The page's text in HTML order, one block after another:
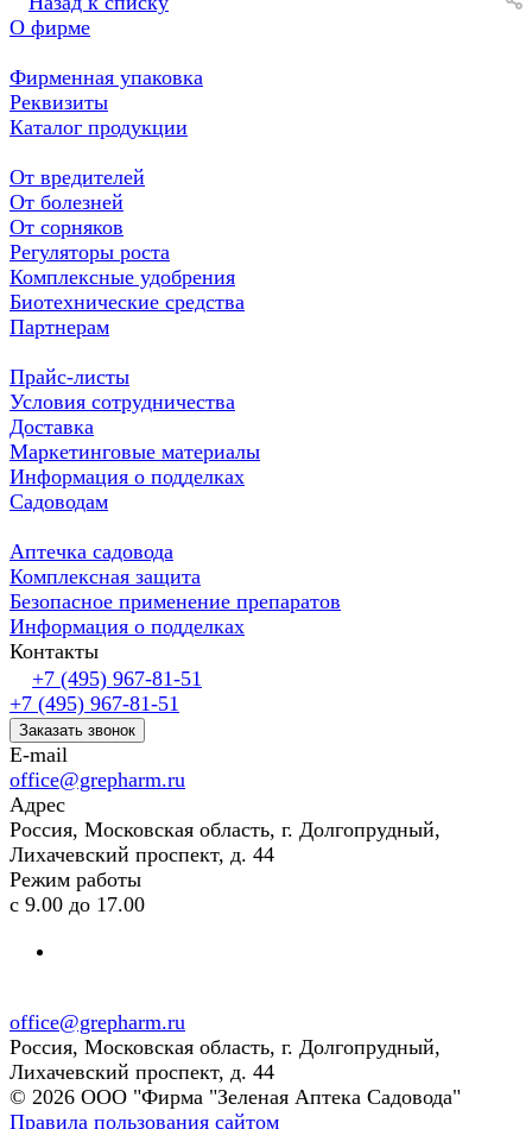
О фирме
Фирменная упаковка
Реквизиты
Каталог продукции
От вредителей
От болезней
От сорняков
Регуляторы роста
Комплексные удобрения
Биотехнические средства
Партнерам
Прайс-листы
Условия сотрудничества
Доставка
Маркетинговые материалы
Информация о подделках
Садоводам
Аптечка садовода
Комплексная защита
Безопасное применение препаратов
Информация о подделках
Контакты
+7 (495) 967-81-51
+7 (495) 967-81-51
Заказать звонок
E-mail
office@grepharm.ru
Адрес
Россия, Московская область, г. Долгопрудный,
Лихачевский проспект, д. 44
Режим работы
с 9.00 до 17.00
office@grepharm.ru
Россия, Московская область, г. Долгопрудный,
Лихачевский проспект, д. 44
© 2026 ООО "Фирма "Зеленая Аптека Садовода"
Правила пользования сайтом